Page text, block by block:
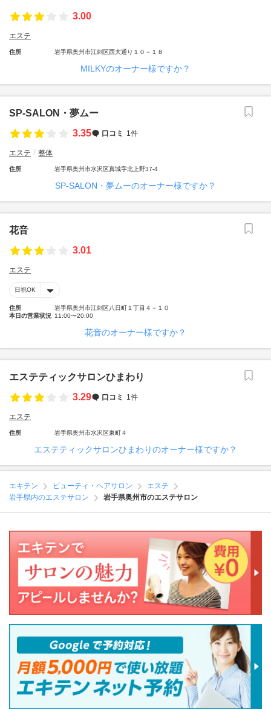
3.00
エステ
住所 岩手県奥州市江刺区西大通り１０－１８
MILKYのオーナー様ですか？
SP‐SALON・夢ムー
3.35
口コミ 1件
エステ 整体
住所 岩手県奥州市水沢区真城字北上野37-4
SP‐SALON・夢ムーのオーナー様ですか？
花音
3.01
エステ
日祝OK
住所
岩手県奥州市江刺区八日町１丁目４－１０
本日の営業状況 11:00〜20:00
花音のオーナー様ですか？
エステティックサロンひまわり
3.29
口コミ 1件
エステ
住所 岩手県奥州市水沢区東町４
エステティックサロンひまわりのオーナー様ですか？
エキテン ビューティ・ヘアサロン
エステ
岩手県内のエステサロン
岩手県奥州市のエステサロン